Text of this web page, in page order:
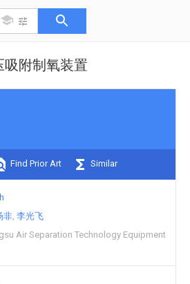
吸附制氧装置
Find Prior Art Similar
非 李光飞
Air Separation Technology Equipment